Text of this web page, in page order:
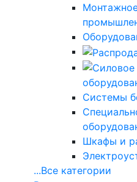
Системы
Шкафы и
...Все категории